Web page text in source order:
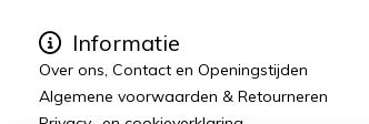
Informatie
Over ons, Contact en Openingstijden
Algemene voorwaarden & Retourneren